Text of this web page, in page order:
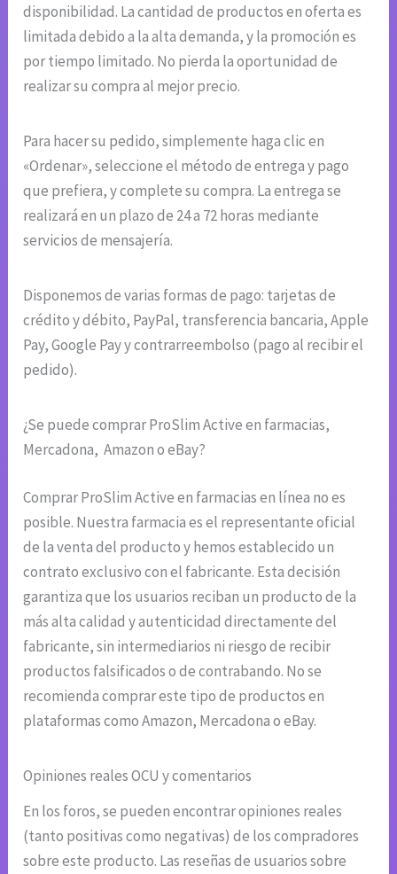
disponibilidad. La cantidad de productos en oferta es
limitada debido a la alta demanda, y la promoción es
por tiempo limitado. No pierda la oportunidad de
realizar su compra al mejor precio.
Para hacer su pedido, simplemente haga clic en
«Ordenar», seleccione el método de entrega y pago
que prefiera, y complete su compra. La entrega se
realizará en un plazo de 24 a 72 horas mediante
servicios de mensajería.
Disponemos de varias formas de pago: tarjetas de
crédito y débito, PayPal, transferencia bancaria, Apple
Pay, Google Pay y contrarreembolso (pago al recibir el
pedido).
¿Se puede comprar ProSlim Active en farmacias,
Mercadona, Amazon o eBay?
Comprar ProSlim Active en farmacias en línea no es
posible. Nuestra farmacia es el representante oficial
de la venta del producto y hemos establecido un
contrato exclusivo con el fabricante. Esta decisión
garantiza que los usuarios reciban un producto de la
más alta calidad y autenticidad directamente del
fabricante, sin intermediarios ni riesgo de recibir
productos falsificados o de contrabando. No se
recomienda comprar este tipo de productos en
plataformas como Amazon, Mercadona o eBay.
Opiniones reales OCU y comentarios
En los foros, se pueden encontrar opiniones reales
(tanto positivas como negativas) de los compradores
sobre este producto. Las reseñas de usuarios sobre